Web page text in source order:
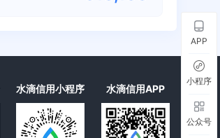
水滴信用小程序 水滴信用APP
APP
小程序
公众号